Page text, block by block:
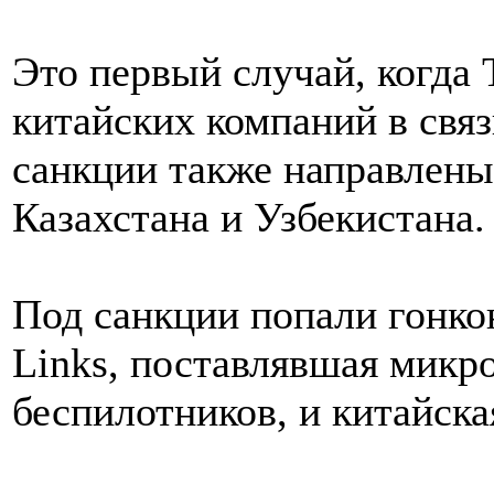
Это первый случай, когда
китайских компаний в
санкции также
Казахстана и Узбекистана.
Под санкции попали
Links, поставлявшая
беспилотников, и